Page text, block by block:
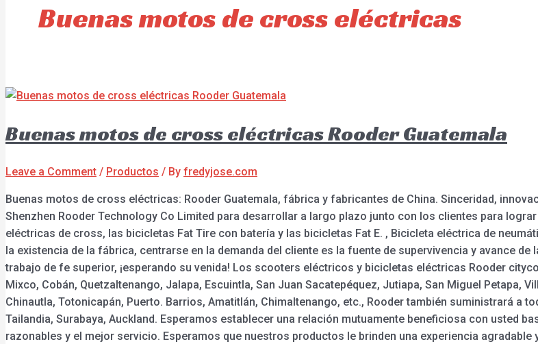
Buenas motos de cross eléctricas
Buenas motos de cross eléctricas Rooder Guatemala
Leave a Comment / Productos / By fredyjose.com
Buenas motos de cross eléctricas: Rooder Guatemala, fábrica y fabricantes de China. Sinceridad,
Shenzhen Rooder Technology Co Limited para desarrollar a largo plazo junto con los clientes para
eléctricas de cross, las bicicletas Fat Tire con batería y las bicicletas Fat E. , Bicicleta eléctrica de
la existencia de la fábrica, centrarse en la demanda del cliente es la fuente de supervivencia y avance
trabajo de fe superior, ¡esperando su venida! Los scooters eléctricos y bicicletas eléctricas Rooder
Mixco, Cobán, Quetzaltenango, Jalapa, Escuintla, San Juan Sacatepéquez, Jutiapa, San Miguel Petapa,
Chinautla, Totonicapán, Puerto. Barrios, Amatitlán, Chimaltenango, etc., Rooder también suministrará a
Tailandia, Surabaya, Auckland. Esperamos establecer una relación mutuamente beneficiosa con usted
razonables y el mejor servicio. Esperamos que nuestros productos le brinden una experiencia agradable